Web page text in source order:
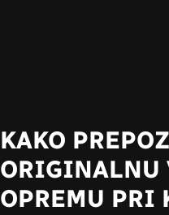
KAKO
ORIGINALNU
OPREMU PRI